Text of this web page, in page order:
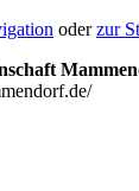
oderzur